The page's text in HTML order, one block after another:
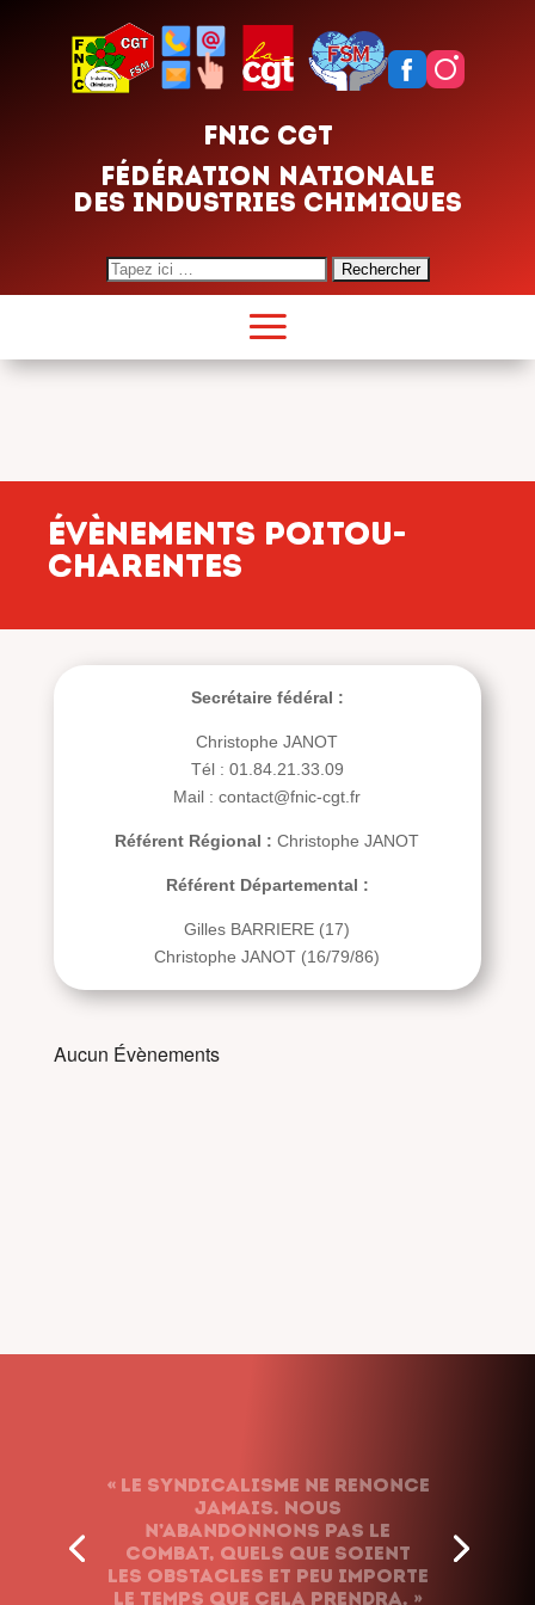
FNIC CGT
FÉDÉRATION NATIONALE
DES INDUSTRIES CHIMIQUES
Search
for:
évènements Poitou-
Charentes
Secrétaire fédéral :
Christophe JANOT
Tél : 01.84.21.33.09
Mail : contact@fnic-cgt.fr
Référent Régional :Christophe JANOT
Référent Départemental :
Gilles BARRIERE (17)
Christophe JANOT (16/79/86)
Aucun Évènements
jamais. Nous
n’abandonnons pas le
combat, quels que soient
les obstacles et peu importe
le temps que cela prendra. »